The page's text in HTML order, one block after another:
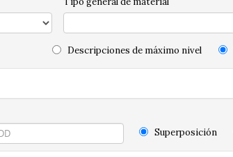
Descripciones de máximo nivel
Superposición